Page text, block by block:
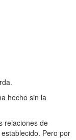
hecho sin la
relaciones de
Pero por